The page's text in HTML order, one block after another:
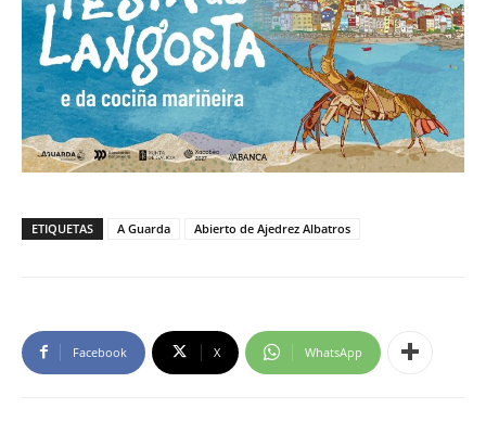
ETIQUETAS A Guarda Abierto de Ajedrez Albatros
Facebook X WhatsApp